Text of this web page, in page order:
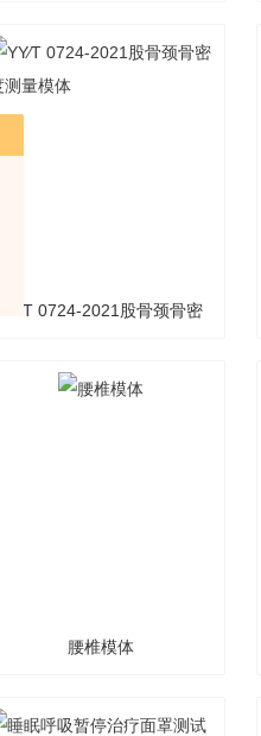
YY∕T 0724-2021股骨颈骨密
腰椎模体